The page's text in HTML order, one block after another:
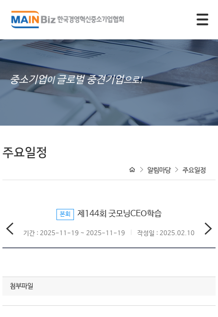
중소기업이 글로벌 중견기업으로!
주요일정
알림마당 주요일정
본회 제144회 굿모닝CEO학습
기간 : 2025-11-19 ~ 2025-11-19 작성일 : 2025.02.10
첨부파일